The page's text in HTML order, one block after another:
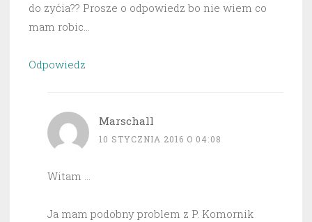
do zyćia?? Prosze o odpowiedz bo nie wiem co
mam robic…
Odpowiedz
Marschall
10 STYCZNIA 2016 O 04:08
Witam …
Ja mam podobny problem z P. Komornik